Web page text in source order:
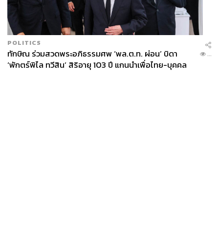
POLITICS
ทักษิณ ร่วมสวดพระอภิธรรมศพ ‘พล.ต.ท. ผ่อน’ บิดา
‘พักตร์พิไล ทวีสิน’ สิริอายุ 103 ปี แกนนำเพื่อไทย-บุคคล
...